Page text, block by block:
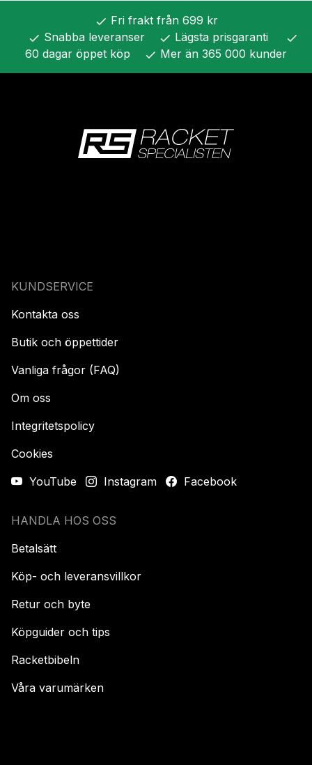
check Fri frakt från 699 kr
check Snabba leveranser check Lägsta prisgaranti check
60 dagar öppet köp check Mer än 365 000 kunder
KUNDSERVICE
Kontakta oss
Butik och öppettider
Vanliga frågor (FAQ)
Om oss
Integritetspolicy
Cookies
YouTube
Instagram Facebook
HANDLA HOS OSS
Betalsätt
Köp- och leveransvillkor
Retur och byte
Köpguider och tips
Racketbibeln
Våra varumärken